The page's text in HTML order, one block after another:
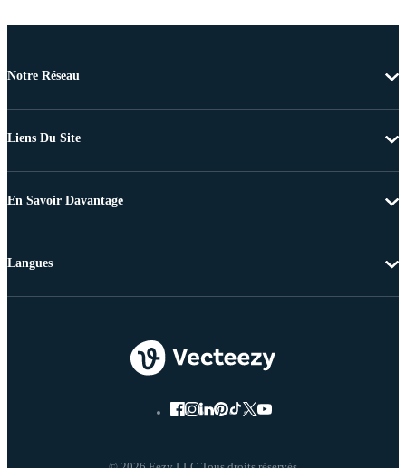
Notre Réseau
Liens Du Site
En Savoir Davantage
Langues